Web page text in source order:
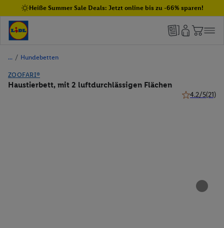
Heiße Summer Sale Deals: Jetzt online bis zu -66% sparen!
/ Hundebetten
ZOOFARI®
Haustierbett, mit 2 luftdurchlässigen Flächen
4.2/5(21)